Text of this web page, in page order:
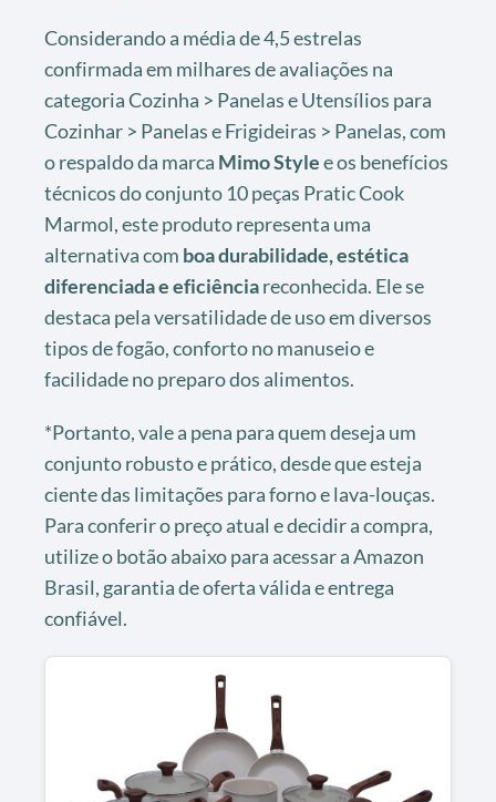
Considerando a média de 4,5 estrelas
confirmada em milhares de avaliações na
categoria Cozinha > Panelas e Utensílios para
Cozinhar > Panelas e Frigideiras > Panelas, com
o respaldo da marca Mimo Stylee os benefícios
técnicos do conjunto 10 peças Pratic Cook
Marmol, este produto representa uma
alternativa com boa durabilidade, estética
diferenciada e eficiênciareconhecida. Ele se
destaca pela versatilidade de uso em diversos
tipos de fogão, conforto no manuseio e
facilidade no preparo dos alimentos.
*Portanto, vale a pena para quem deseja um
conjunto robusto e prático, desde que esteja
ciente das limitações para forno e lava-louças.
Para conferir o preço atual e decidir a compra,
utilize o botão abaixo para acessar a Amazon
Brasil, garantia de oferta válida e entrega
confiável.